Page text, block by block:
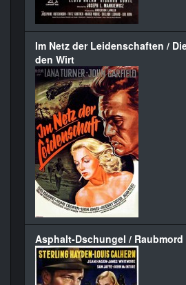
Im Netz der Leidenschaften /
den Wirt
Asphalt-Dschungel / Raubmord